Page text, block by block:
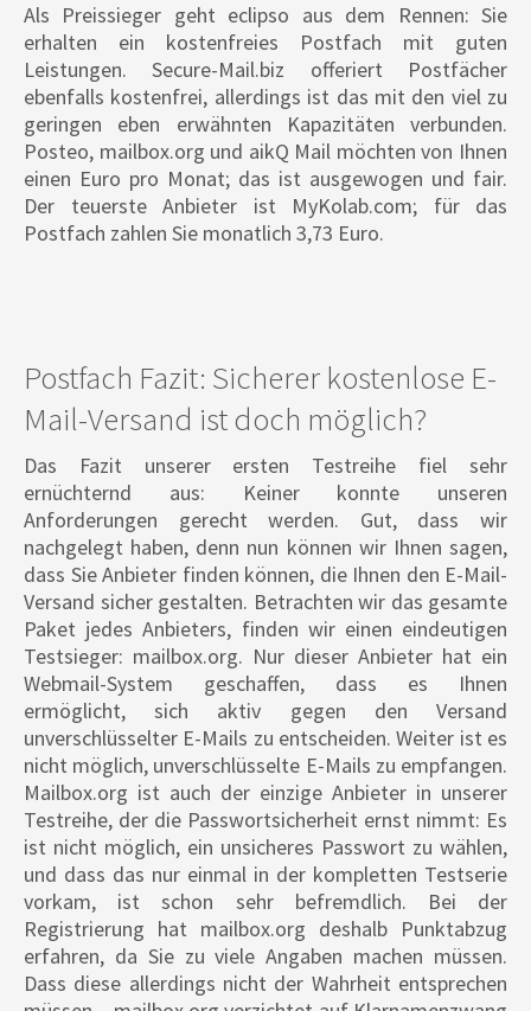
Als Preissieger geht eclipso aus dem Rennen: Sie
erhalten ein kostenfreies Postfach mit guten
Leistungen. Secure-Mail.biz offeriert Postfächer
ebenfalls kostenfrei, allerdings ist das mit den viel zu
geringen eben erwähnten Kapazitäten verbunden.
Posteo, mailbox.org und aikQ Mail möchten von Ihnen
einen Euro pro Monat; das ist ausgewogen und fair.
Der teuerste Anbieter ist MyKolab.com; für das
Postfach zahlen Sie monatlich 3,73 Euro.
Postfach Fazit: Sicherer kostenlose E-
Mail-Versand ist doch möglich?
Das Fazit unserer ersten Testreihe fiel sehr
ernüchternd aus: Keiner konnte unseren
Anforderungen gerecht werden. Gut, dass wir
nachgelegt haben, denn nun können wir Ihnen sagen,
dass Sie Anbieter finden können, die Ihnen den E-Mail-
Versand sicher gestalten. Betrachten wir das gesamte
Paket jedes Anbieters, finden wir einen eindeutigen
Testsieger: mailbox.org. Nur dieser Anbieter hat ein
Webmail-System geschaffen, dass es Ihnen
ermöglicht, sich aktiv gegen den Versand
unverschlüsselter E-Mails zu entscheiden. Weiter ist es
nicht möglich, unverschlüsselte E-Mails zu empfangen.
Mailbox.org ist auch der einzige Anbieter in unserer
Testreihe, der die Passwortsicherheit ernst nimmt: Es
ist nicht möglich, ein unsicheres Passwort zu wählen,
und dass das nur einmal in der kompletten Testserie
vorkam, ist schon sehr befremdlich. Bei der
Registrierung hat mailbox.org deshalb Punktabzug
erfahren, da Sie zu viele Angaben machen müssen.
Dass diese allerdings nicht der Wahrheit entsprechen